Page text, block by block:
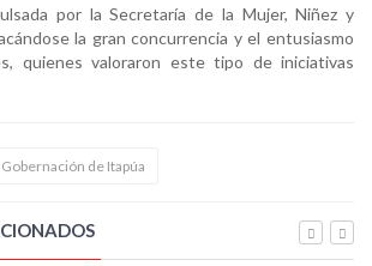
por la Secretaría de la Mujer, Niñez y
la gran concurrencia y el entusiasmo
quienes valoraron este tipo de iniciativas
Gobernación de Itapúa